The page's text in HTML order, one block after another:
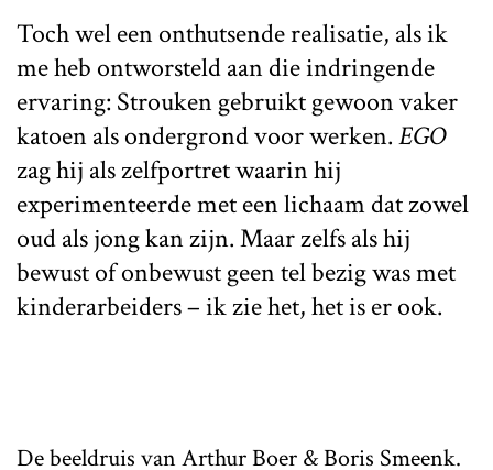
Toch wel een onthutsende realisatie, als ik
me heb ontworsteld aan die indringende
ervaring: Strouken gebruikt gewoon vaker
katoen als ondergrond voor werken.EGO
zag hij als zelfportret waarin hij
experimenteerde met een lichaam dat zowel
oud als jong kan zijn. Maar zelfs als hij
bewust of onbewust geen tel bezig was met
kinderarbeiders – ik zie het, het is er ook.
De beeldruis van Arthur Boer & Boris Smeenk.